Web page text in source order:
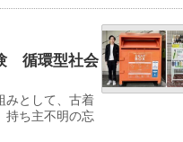
循環型社会
として、古着
持ち主不明の忘